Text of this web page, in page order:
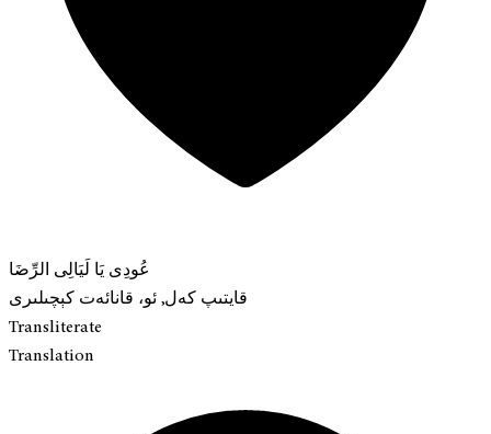
عُودِى يَا لَيَالِى الرِّضَا
قايتىپ كەل, ئو، قانائەت كېچىلىرى
Transliterate
Translation